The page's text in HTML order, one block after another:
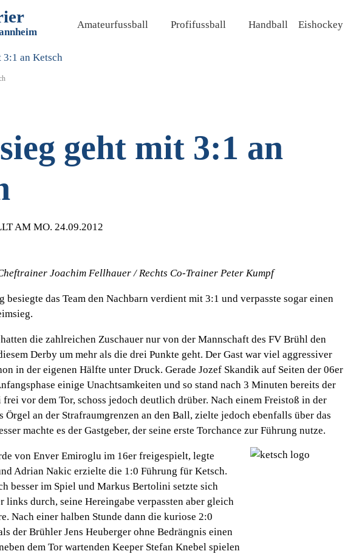
ier
nheim
Amateurfussball Profifussball Handball Eishockey
geht mit 3:1 an
AM MO. 24.09.2012
Joachim Fellhauer / Rechts Co-Trainer Peter Kumpf
besiegte das Team den Nachbarn verdient mit 3:1 und verpasste sogar einen
die zahlreichen Zuschauer nur von der Mannschaft des FV Brühl den
Derby um mehr als die drei Punkte geht. Der Gast war viel aggressiver
in der eigenen Hälfte unter Druck. Gerade Jozef Skandik auf Seiten der 06er
einige Unachtsamkeiten und so stand nach 3 Minuten bereits der
vor dem Tor, schoss jedoch deutlich drüber. Nach einem Freistoß in der
Örgel an der Strafraumgrenzen an den Ball, zielte jedoch ebenfalls über das
machte es der Gastgeber, der seine erste Torchance zur Führung nutze.
von Enver Emiroglu im 16er freigespielt, legte
Adrian Nakic erzielte die 1:0 Führung für Ketsch.
besser im Spiel und Markus Bertolini setzte sich
links durch, seine Hereingabe verpassten aber gleich
Nach einer halben Stunde dann die kuriose 2:0
der Brühler Jens Heuberger ohne Bedrängnis einen
dem Tor wartenden Keeper Stefan Knebel spielen